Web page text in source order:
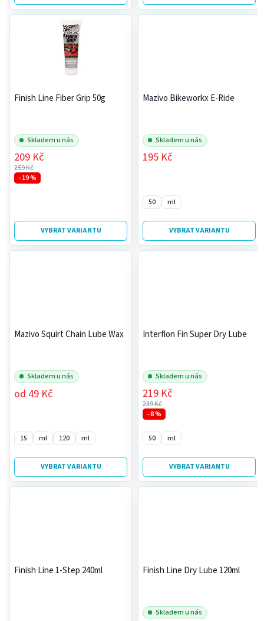
Finish Line Fiber Grip 50g
Skladem u nás
259 Kč
209 Kč
–19 %
VYBRAT VARIANTU
Mazivo Bikeworkx E-Ride
Skladem u nás
195 Kč
VYBRAT VARIANTU
50 ml
Mazivo Squirt Chain Lube Wax
Skladem u nás
od 49 Kč
VYBRAT VARIANTU
15 ml 120 ml
Interflon Fin Super Dry Lube
Skladem u nás
239 Kč
219 Kč
–8 %
VYBRAT VARIANTU
50 ml
Finish Line 1-Step 240ml Finish Line Dry Lube 120ml
Skladem u nás